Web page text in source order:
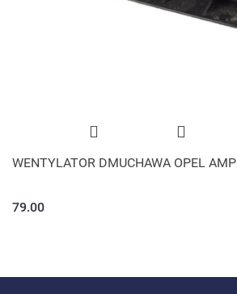
WENTYLATOR DMUCHAWA OPEL
79.00